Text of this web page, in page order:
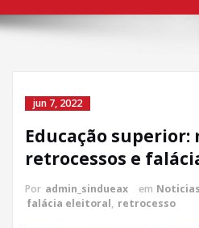
jun 7, 2022
Educação superior:
retrocessos e
Por admin_sindueax em Noticias
falácia eleitoral, retrocesso